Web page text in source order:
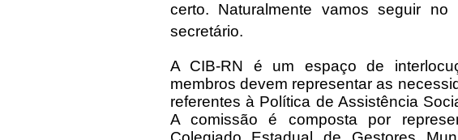
certo. Naturalmente vamos seguir no
secretário.
A CIB-RN é um espaço de
membros devem representar as
referentes à Política de Assistência
A comissão é composta por